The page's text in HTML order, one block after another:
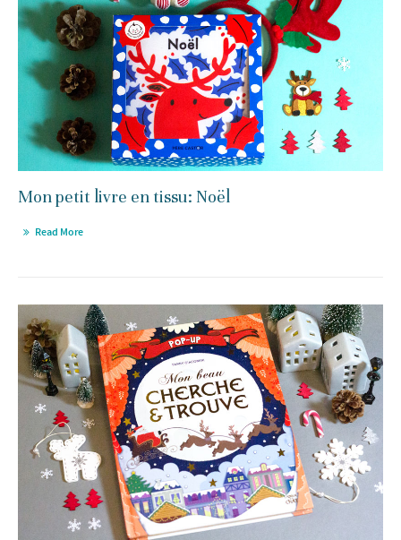
Mon petit livre en tissu: Noël
Read More